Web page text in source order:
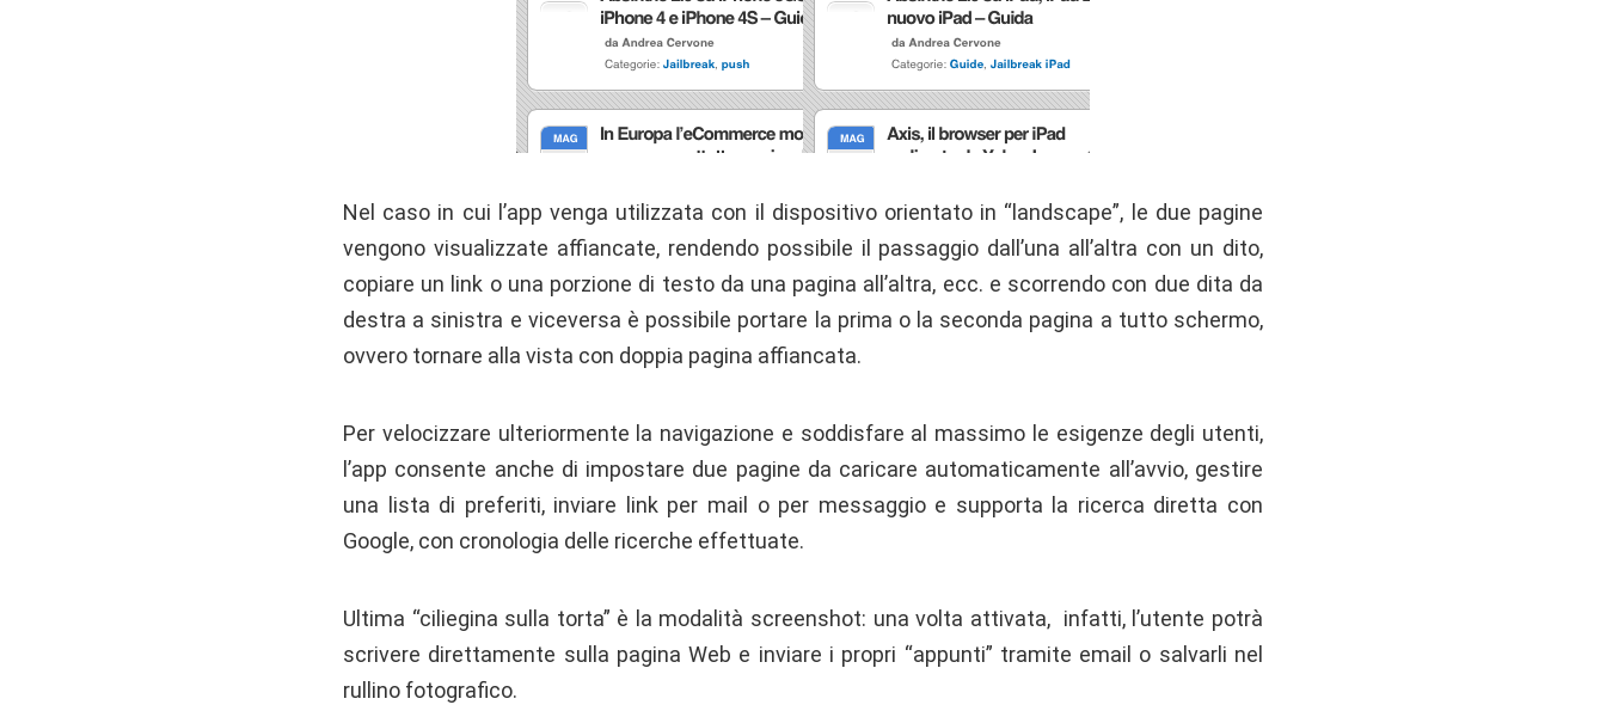
Nel caso in cui l’app venga utilizzata con il dispositivo orientato in “landscape”, le due pagine
vengono visualizzate affiancate, rendendo possibile il passaggio dall’una all’altra con un dito,
copiare un link o una porzione di testo da una pagina all’altra, ecc. e scorrendo con due dita da
destra a sinistra e viceversa è possibile portare la prima o la seconda pagina a tutto schermo,
ovvero tornare alla vista con doppia pagina affiancata.
Per velocizzare ulteriormente la navigazione e soddisfare al massimo le esigenze degli utenti,
l’app consente anche di impostare due pagine da caricare automaticamente all’avvio, gestire
una lista di preferiti, inviare link per mail o per messaggio e supporta la ricerca diretta con
Google, con cronologia delle ricerche effettuate.
Ultima “ciliegina sulla torta” è la modalità screenshot: una volta attivata, infatti, l’utente potrà
scrivere direttamente sulla pagina Web e inviare i propri “appunti” tramite email o salvarli nel
rullino fotografico.